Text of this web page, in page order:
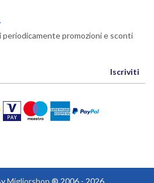
periodicamente promozioni e sconti
Iscriviti